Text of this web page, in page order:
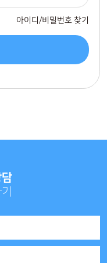
아이디/비밀번호 찾기